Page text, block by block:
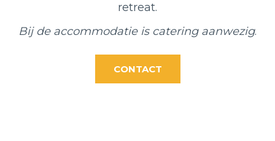
retreat.
Bij de accommodatie is catering aanwezig.
CONTACT